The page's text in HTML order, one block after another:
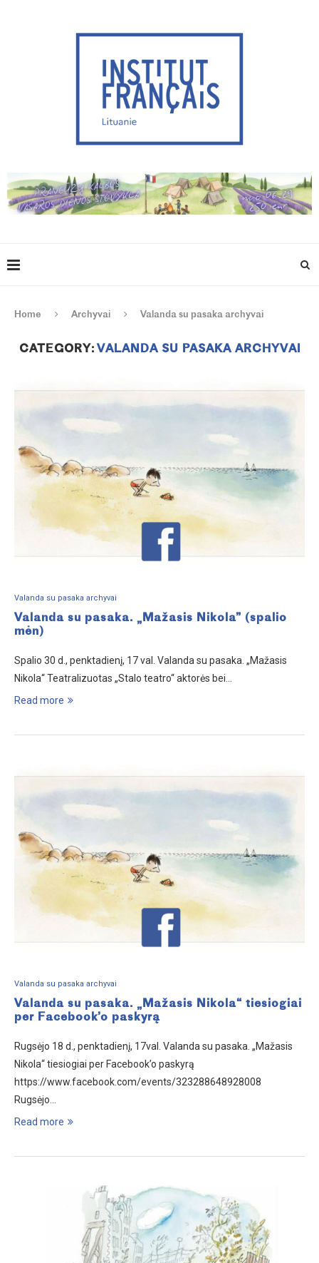
Home Archyvai Valanda su pasaka archyvai
CATEGORY: VALANDA SU PASAKA ARCHYVAI
Valanda su pasaka archyvai
Valanda su pasaka. „Mažasis Nikola” (spalio
mėn)
Spalio 30 d., penktadienį, 17 val. Valanda su pasaka. „Mažasis
Nikola“ Teatralizuotas „Stalo teatro“ aktorės bei…
Read more
Valanda su pasaka archyvai
Valanda su pasaka. „Mažasis Nikola“ tiesiogiai
per Facebook’o paskyrą
Rugsėjo 18 d., penktadienį, 17val. Valanda su pasaka. „Mažasis
Nikola“ tiesiogiai per Facebook’o paskyrą
https://www.facebook.com/events/323288648928008
Rugsėjo…
Read more